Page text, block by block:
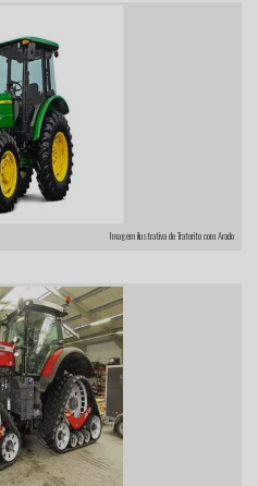
Imagem ilustrativa de Tratorito com Arado